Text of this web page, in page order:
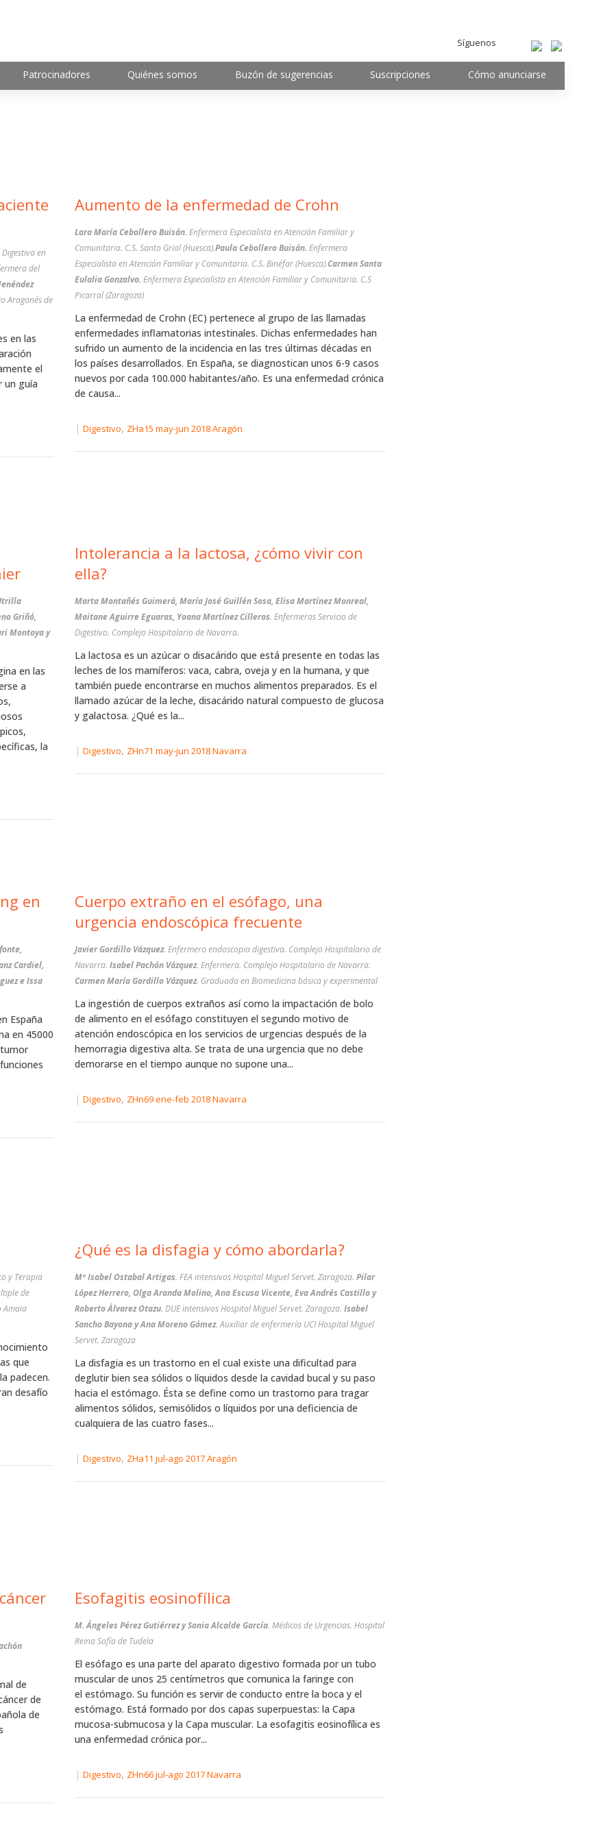
Síguenos
Patrocinadores Quiénes somos Buzón de sugerencias Suscripciones Cómo anunciarse
en
del
Aragonés de
en las
el
un guía
Griñó,
Montoya y
en las
a
la
en
Cardiel,
e Issa
España
en 45000
y Terapia
de
Amaia
que
padecen.
desafío
de
de
de
Aumento de la enfermedad de Crohn
Lara María Cebollero Buisán. Enfermera Especialista en Atención Familiar y
Comunitaria. C.S. Santo Grial (Huesca).Paula Cebollero Buisán. Enfermera
Especialista en Atención Familiar y Comunitaria. C.S. Binéfar (Huesca).Carmen Santa
Eulalia Gonzalvo. Enfermera Especialista en Atención Familiar y Comunitaria. C.S
Picarral (Zaragoza)
La enfermedad de Crohn (EC) pertenece al grupo de las llamadas
enfermedades inflamatorias intestinales. Dichas enfermedades han
sufrido un aumento de la incidencia en las tres últimas décadas en
los países desarrollados. En España, se diagnostican unos 6-9 casos
nuevos por cada 100.000 habitantes/año. Es una enfermedad crónica
de causa...
| Digestivo, ZHa15 may-jun 2018 Aragón
Intolerancia a la lactosa, ¿cómo vivir con
ella?
Marta Montañés Guimerá, María José Guillén Sosa, Elisa Martínez Monreal,
Maitane Aguirre Eguaras, Yoana Martínez Cilleros. Enfermeras Servicio de
Digestivo. Complejo Hospitalario de Navarra.
La lactosa es un azúcar o disacárido que está presente en todas las
leches de los mamíferos: vaca, cabra, oveja y en la humana, y que
también puede encontrarse en muchos alimentos preparados. Es el
llamado azúcar de la leche, disacárido natural compuesto de glucosa
y galactosa. ¿Qué es la...
| Digestivo, ZHn71 may-jun 2018 Navarra
Cuerpo extraño en el esófago, una
urgencia endoscópica frecuente
Javier Gordillo Vázquez. Enfermero endoscopia digestiva. Complejo Hospitalario de
Navarra. Isabel Pachón Vázquez. Enfermera. Complejo Hospitalario de Navarra.
Carmen María Gordillo Vázquez. Graduada en Biomedicina básica y experimental
La ingestión de cuerpos extraños así como la impactación de bolo
de alimento en el esófago constituyen el segundo motivo de
atención endoscópica en los servicios de urgencias después de la
hemorragia digestiva alta. Se trata de una urgencia que no debe
demorarse en el tiempo aunque no supone una...
| Digestivo, ZHn69 ene-feb 2018 Navarra
¿Qué es la disfagia y cómo abordarla?
Mª Isabel Ostabal Artigas. FEA intensivos Hospital Miguel Servet. Zaragoza. Pilar
López Herrero, Olga Aranda Molino, Ana Escusa Vicente, Eva Andrés Castillo y
Roberto Álvarez Otazu. DUE intensivos Hospital Miguel Servet. Zaragoza. Isabel
Sancho Bayona y Ana Moreno Gómez. Auxiliar de enfermería UCI Hospital Miguel
Servet. Zaragoza
La disfagia es un trastorno en el cual existe una dificultad para
deglutir bien sea sólidos o líquidos desde la cavidad bucal y su paso
hacia el estómago. Ésta se define como un trastorno para tragar
alimentos sólidos, semisólidos o líquidos por una deficiencia de
cualquiera de las cuatro fases...
| Digestivo, ZHa11 jul-ago 2017 Aragón
Esofagitis eosinofílica
M. Ángeles Pérez Gutiérrez y Sonia Alcalde García. Médicos de Urgencias. Hospital
Reina Sofía de Tudela
El esófago es una parte del aparato digestivo formada por un tubo
muscular de unos 25 centímetros que comunica la faringe con
el estómago. Su función es servir de conducto entre la boca y el
estómago. Está formado por dos capas superpuestas: la Capa
mucosa-submucosa y la Capa muscular. La esofagitis eosinofílica es
una enfermedad crónica por...
| Digestivo, ZHn66 jul-ago 2017 Navarra